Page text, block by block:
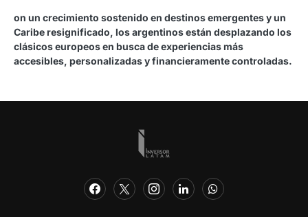
on un crecimiento sostenido en destinos emergentes y un
Caribe resignificado, los argentinos están desplazando los
clásicos europeos en busca de experiencias más
accesibles, personalizadas y financieramente controladas.